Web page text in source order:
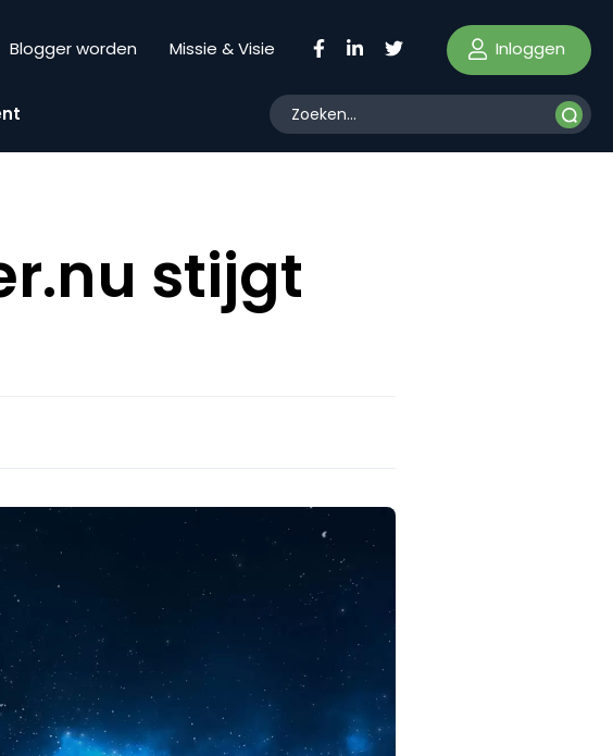
Blogger worden Missie & Visie Inloggen
stijgt